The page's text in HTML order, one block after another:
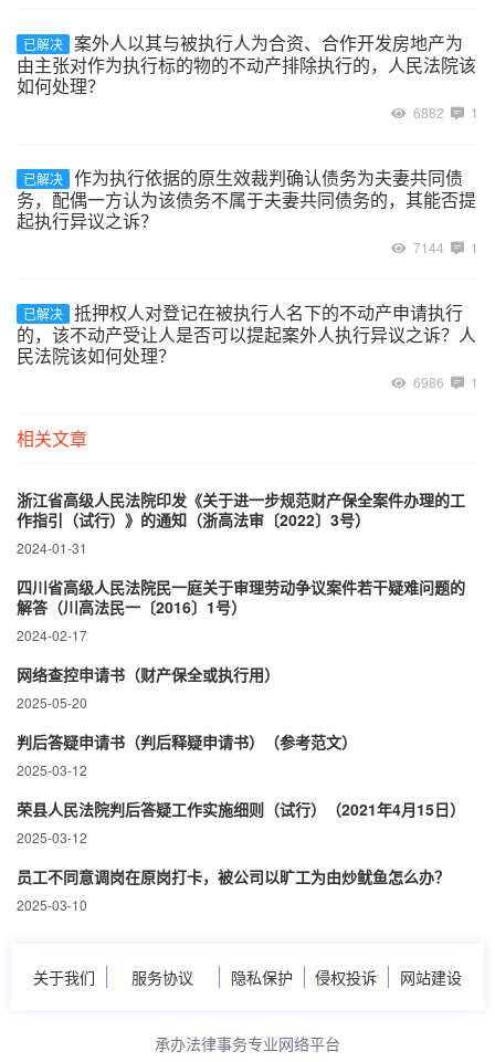
已解决 案外人以其与被执行人为合资、合作开发房地产为
由主张对作为执行标的物的不动产排除执行的，人民法院该
如何处理？
6882 1
已解决 作为执行依据的原生效裁判确认债务为夫妻共同债
务，配偶一方认为该债务不属于夫妻共同债务的，其能否提
起执行异议之诉？
7144 1
已解决 抵押权人对登记在被执行人名下的不动产申请执行
的，该不动产受让人是否可以提起案外人执行异议之诉？人
民法院该如何处理？
6986 1
相关文章
浙江省高级人民法院印发《关于进一步规范财产保全案件办理的工
作指引（试行）》的通知（浙高法审〔2022〕3号）
2024-01-31
四川省高级人民法院民一庭关于审理劳动争议案件若干疑难问题的
解答（川高法民一〔2016〕1号）
2024-02-17
网络查控申请书（财产保全或执行用）
2025-05-20
判后答疑申请书（判后释疑申请书）（参考范文）
2025-03-12
荣县人民法院判后答疑工作实施细则（试行）（2021年4月15日）
2025-03-12
员工不同意调岗在原岗打卡，被公司以旷工为由炒鱿鱼怎么办？
2025-03-10
关于我们 服务协议 隐私保护 侵权投诉 网站建设
承办法律事务专业网络平台